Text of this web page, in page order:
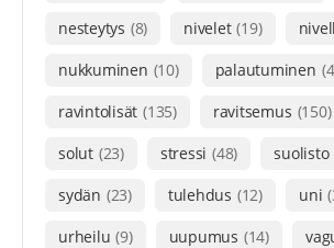
nesteytys (8) nivelet (19)
nukkuminen (10) palautuminen
ravintolisät (135) ravitsemus (150)
solut (23) stressi (48) suolisto
sydän (23) tulehdus (12) uni
urheilu (9) uupumus (14)